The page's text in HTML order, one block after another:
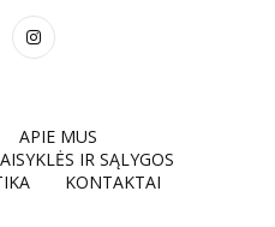
APIE MUS
IR SĄLYGOS
KONTAKTAI